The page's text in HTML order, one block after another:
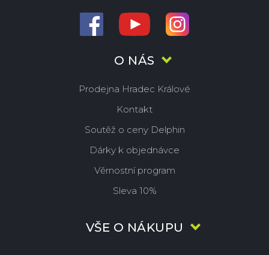
O NÁS
Prodejna Hradec Králové
Kontakt
Soutěž o ceny Delphin
Dárky k objednávce
Věrnostní program
Sleva 10%
VŠE O NÁKUPU